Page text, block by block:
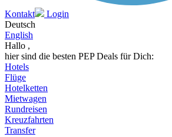
Kontakt
Login
Deutsch
English
Hallo ,
hier sind die besten PEP Deals für Dich:
Hotels
Flüge
Hotelketten
Mietwagen
Rundreisen
Kreuzfahrten
Transfer